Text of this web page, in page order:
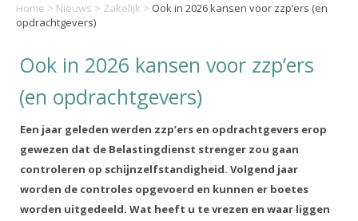
Home > Nieuws > Zakelijk > Ook in 2026 kansen voor zzp’ers (en
opdrachtgevers)
Ook in 2026 kansen voor zzp’ers
(en opdrachtgevers)
Een jaar geleden werden zzp’ers en opdrachtgevers erop
gewezen dat de Belastingdienst strenger zou gaan
controleren op schijnzelfstandigheid. Volgend jaar
worden de controles opgevoerd en kunnen er boetes
worden uitgedeeld. Wat heeft u te vrezen en waar liggen